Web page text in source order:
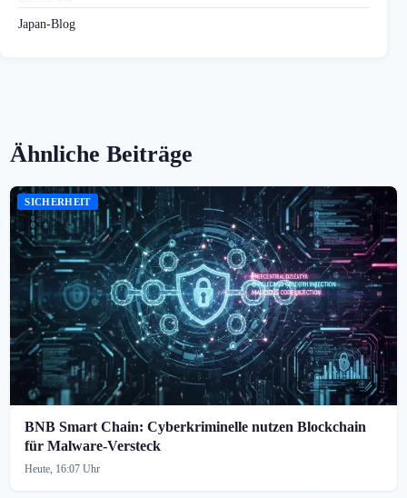
Japan-Blog
Ähnliche Beiträge
SICHERHEIT
BNB Smart Chain: Cyberkriminelle nutzen Blockchain
für Malware-Versteck
Heute, 16:07 Uhr